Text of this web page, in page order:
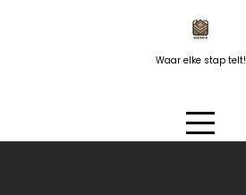
Waar elke stap telt!